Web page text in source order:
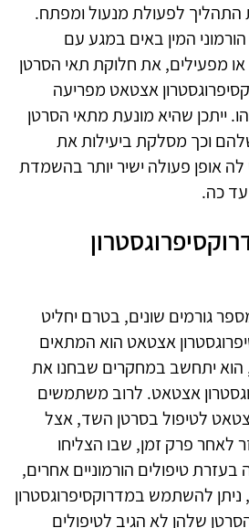
לפעולת מנעול ומפתח.
המין באים במגע עם
מפעילים, את חלוקת תאי הסרטן
אצטאט מפריעה
ייתכן שהיא מונעת מתאי הסרטן
וכך מסלקת ביעילות את
לה אופן פעולה ישיר יותר בהשמדת
כה.
גורמים שונים, בטרם יחליט
אצטאט הוא המתאים
הוא יתחשב במחקרים שבחנו את
אצטאט. לרוב משתמשים
לטיפול בסרטן השד, אצל
לאחר פרק זמן, שבו הצליחו
טיפולים הורמוניים אחרים,
ניתן להשתמש במדרוקסיפרוגסטרון
שלהן לא הגיב לטיפולים